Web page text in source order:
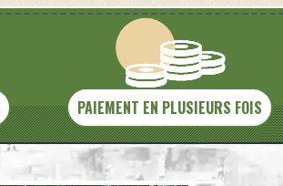
PAIEMENT EN PLUSIEURS FOIS